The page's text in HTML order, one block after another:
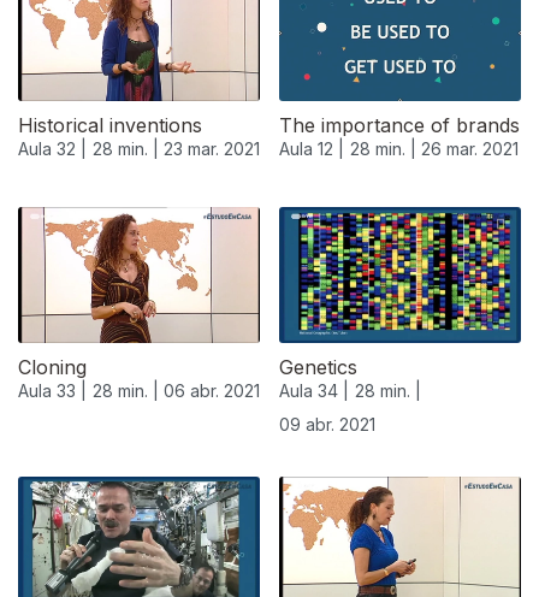
Historical inventions
Aula 32 | 28 min. | 23 mar. 2021
The importance of brands
Aula 12 | 28 min. | 26 mar. 2021
Cloning
Aula 33 | 28 min. | 06 abr. 2021
Genetics
Aula 34 |
28 min. |
09 abr. 2021
535818